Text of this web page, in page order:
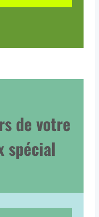
de votre
spécial